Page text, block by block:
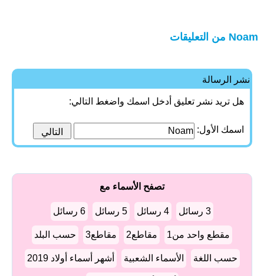
Noam من التعليقات
نشر الرسالة
هل تريد نشر تعليق أدخل اسمك واضغط التالي:
اسمك الأول:
تصفح الأسماء مع
3 رسائل 4 رسائل 5 رسائل 6 رسائل
مقطع واحد من1 مقاطع2 مقاطع3 حسب البلد
حسب اللغة الأسماء الشعبية أشهر أسماء أولاد 2019